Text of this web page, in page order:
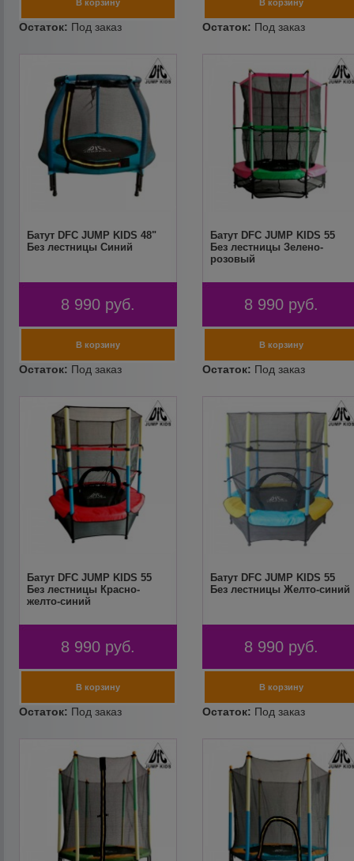
Батут DFC JUMP KIDS 48"
Без лестницы Синий
8 990 руб.
Батут DFC JUMP KIDS 55
Без лестницы Зелено-
розовый
8 990 руб.
Батут DFC JUMP KIDS 55
Без лестницы Красно-
желто-синий
8 990 руб.
Батут DFC JUMP KIDS 55
Без лестницы Желто-синий
8 990 руб.